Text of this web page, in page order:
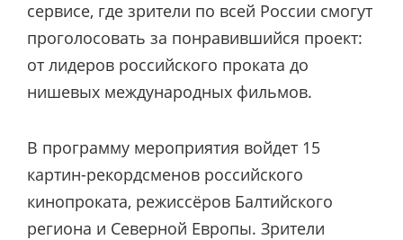
сервисе, где зрители по всей России смогут
проголосовать за понравившийся проект:
от лидеров российского проката до
нишевых международных фильмов.
В программу мероприятия войдет 15
картин-рекордсменов российского
кинопроката, режиссёров Балтийского
региона и Северной Европы. Зрители